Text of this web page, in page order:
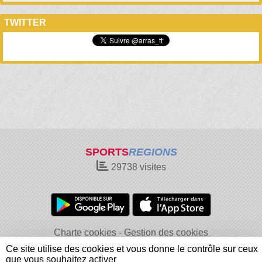
TWITTER
SPORTSREGIONS
29738visites
Charte cookies
Gestion des cookies
Informations légales
Signaler un contenu inapproprié
Ce site utilise des cookies et vous donne le contrôle sur ceux
que vous souhaitez activer